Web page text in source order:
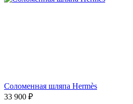
Соломенная шляпа Hermès
33 900 ₽